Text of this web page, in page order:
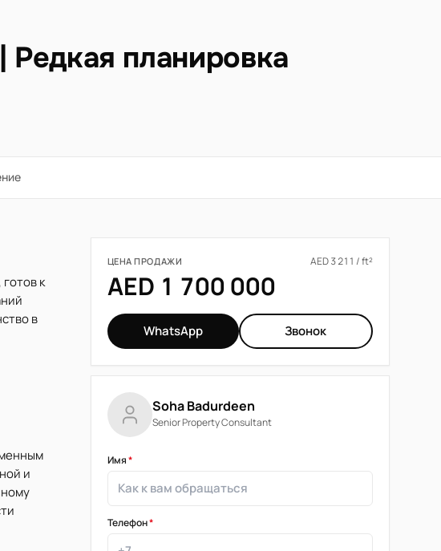
планировка
к
в
и
ЦЕНА ПРОДАЖИ AED 3 211 / ft²
AED 1 700 000
WhatsApp Звонок
Soha Badurdeen
Senior Property Consultant
Имя*
Телефон*